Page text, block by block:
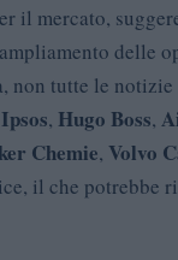
il mercato,
delle
non tutte le
Ipsos, Hugo Boss,
Chemie, Volvo
il che potrebbe